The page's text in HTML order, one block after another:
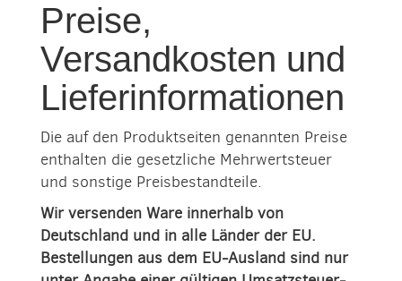
Preise,
Versandkosten und
Lieferinformationen
Die auf den Produktseiten genannten Preise
enthalten die gesetzliche Mehrwertsteuer
und sonstige Preisbestandteile.
Wir versenden Ware innerhalb von
Deutschland und in alle Länder der EU.
Bestellungen aus dem EU-Ausland sind nur